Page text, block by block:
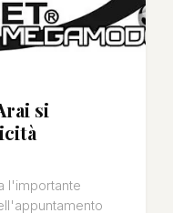
si
l'importante